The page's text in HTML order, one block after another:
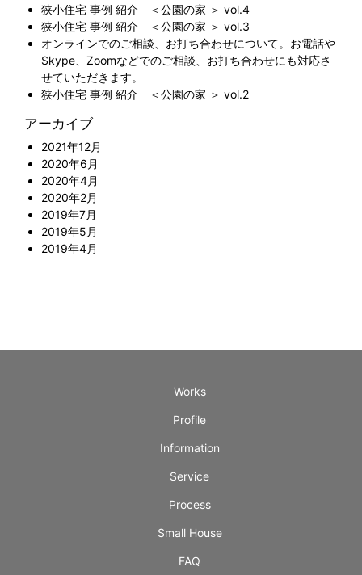
狭小住宅 事例 紹介 ＜公園の家 ＞ vol.4
狭小住宅 事例 紹介 ＜公園の家 ＞ vol.3
オンラインでのご相談、お打ち合わせについて。お電話や
Skype、Zoomなどでのご相談、お打ち合わせにも対応さ
せていただきます。
狭小住宅 事例 紹介 ＜公園の家 ＞ vol.2
アーカイブ
2021年12月
2020年6月
2020年4月
2020年2月
2019年7月
2019年5月
2019年4月
Works
Profile
Information
Service
Process
Small House
FAQ